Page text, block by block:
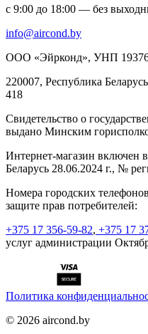
с 9:00 до 18:00 — без
info@aircond.by
ООО «Эйрконд», УНП
220007, Республика
418
Cвидетельство о
выдано Минским
Интернет-магазин включен
Беларусь 28.06.2024 г., №
Номера городских
защите прав потребителей:
+375 17 356-59-82, +375 17
услуг администрации
Политика
© 2026 aircond.by